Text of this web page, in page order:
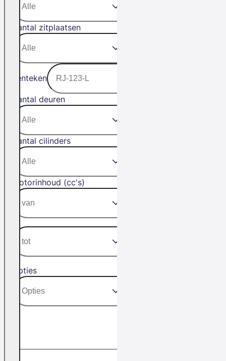
Aantal zitplaatsen
Kenteken
Aantal deuren
Aantal cilinders
Motorinhoud (cc's)
Opties